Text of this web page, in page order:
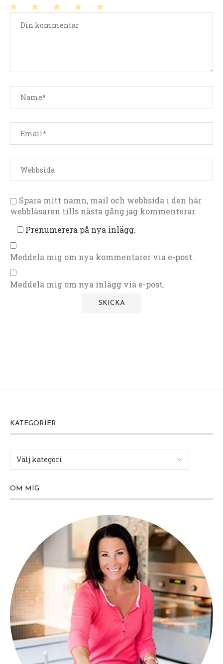
stjärnor
stjärnor
stjärnor
stjärna
Spara mitt namn, mail och webbsida i den här
webbläsaren tills nästa gång jag kommenterar.
Prenumerera på nya inlägg.
Meddela mig om nya kommentarer via e-post.
Meddela mig om nya inlägg via e-post.
KATEGORIER
OM MIG